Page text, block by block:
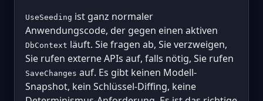
UseSeeding ist ganz normaler
Anwendungscode, der gegen einen aktiven
DbContext läuft. Sie fragen ab, Sie verzweigen,
Sie rufen externe APIs auf, falls nötig, Sie rufen
SaveChanges auf. Es gibt keinen Modell-
Snapshot, kein Schlüssel-Diffing, keine